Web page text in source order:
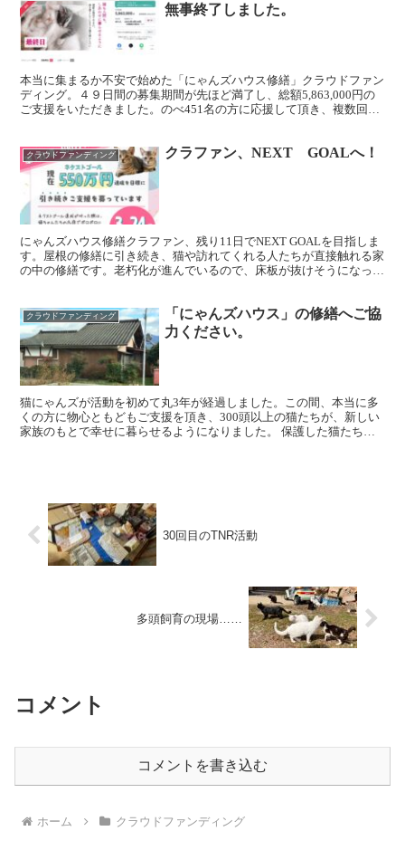
無事終了しました。
本当に集まるか不安で始めた「にゃんズハウス修繕」クラウドファン
ディング。４９日間の募集期間が先ほど満了し、総額5,863,000円の
ご支援をいただきました。のべ451名の方に応援して頂き、複数回に
クラウドファンディング クラファン、NEXT GOALへ！
にゃんズハウス修繕クラファン、残り11日でNEXT GOALを目指しま
す。屋根の修繕に引き続き、猫や訪れてくれる人たちが直接触れる家
の中の修繕です。老朽化が進んでいるので、床板が抜けそうになって
クラウドファンディング
「にゃんズハウス」の修繕へご協
力ください。
猫にゃんズが活動を初めて丸3年が経過しました。この間、本当に多
くの方に物心ともどもご支援を頂き、300頭以上の猫たちが、新しい
家族のもとで幸せに暮らせるようになりました。 保護した猫たち
30回目のTNR活動
多頭飼育の現場……
コメント
コメントを書き込む
ホーム クラウドファンディング